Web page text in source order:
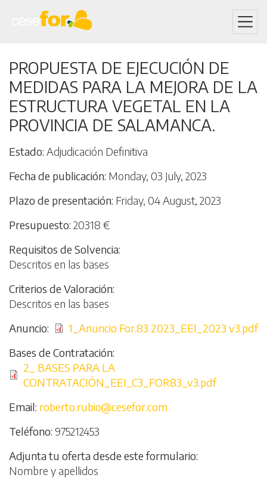
to
main
content
PROPUESTA DE EJECUCIÓN DE
MEDIDAS PARA LA MEJORA DE LA
ESTRUCTURA VEGETAL EN LA
PROVINCIA DE SALAMANCA.
Estado Adjudicación Definitiva
Fecha de publicación Monday, 03 July, 2023
Plazo de presentación Friday, 04 August, 2023
Presupuesto 20318 €
Requisitos de Solvencia
Descritos en las bases
Criterios de Valoración
Descritos en las bases
Anuncio
File1_Anuncio For.83 2023_EEl_2023 v3.pdf
Bases de Contratación
File2_ BASES PARA LA
CONTRATACIÓN_EEI_C3_FOR83_v3.pdf
Email roberto.rubio@cesefor.com
Teléfono 975212453
Adjunta tu oferta desde este formulario
Nombre y apellidos